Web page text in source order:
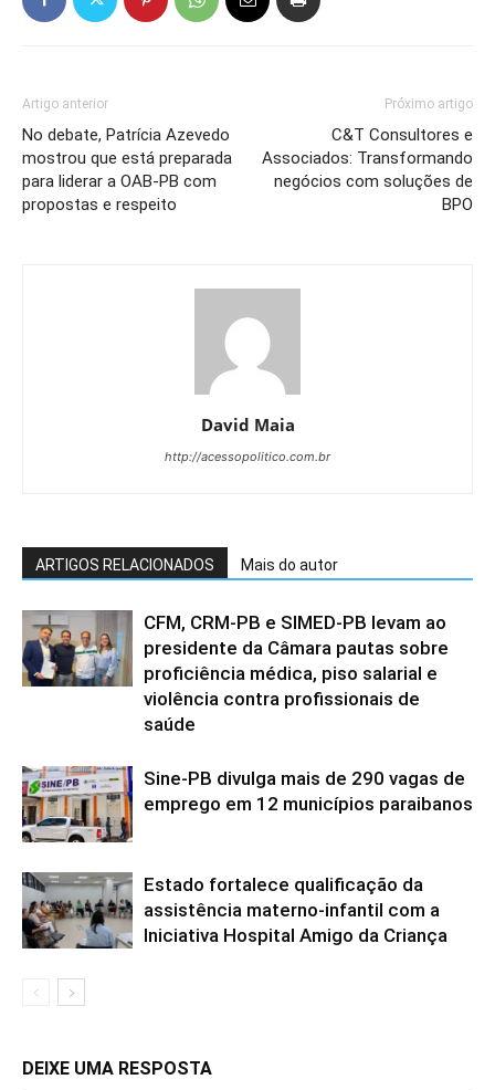
Artigo anterior
No debate, Patrícia Azevedo
mostrou que está preparada
para liderar a OAB-PB com
propostas e respeito
Próximo artigo
C&T Consultores e
Associados: Transformando
negócios com soluções de
BPO
David Maia
http://acessopolitico.com.br
ARTIGOS RELACIONADOS Mais do autor
CFM, CRM-PB e SIMED-PB levam ao
presidente da Câmara pautas sobre
proficiência médica, piso salarial e
violência contra profissionais de
saúde
Sine-PB divulga mais de 290 vagas de
emprego em 12 municípios paraibanos
Estado fortalece qualificação da
assistência materno-infantil com a
Iniciativa Hospital Amigo da Criança
DEIXE UMA RESPOSTA